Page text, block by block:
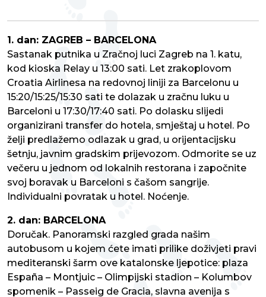
1. dan: ZAGREB – BARCELONA
Sastanak putnika u Zračnoj luci Zagreb na 1. katu,
kod kioska Relay u 13:00 sati. Let zrakoplovom
Croatia Airlinesa na redovnoj liniji za Barcelonu u
15:20/15:25/15:30 sati te dolazak u zračnu luku u
Barceloni u 17:30/17:40 sati. Po dolasku slijedi
organizirani transfer do hotela, smještaj u hotel. Po
želji predlažemo odlazak u grad, u orijentacijsku
šetnju, javnim gradskim prijevozom. Odmorite se uz
večeru u jednom od lokalnih restorana i započnite
svoj boravak u Barceloni s čašom sangrije.
Individualni povratak u hotel. Noćenje.
2. dan: BARCELONA
Doručak. Panoramski razgled grada našim
autobusom u kojem ćete imati prilike doživjeti pravi
mediteranski šarm ove katalonske ljepotice: plaza
España – Montjuic – Olimpijski stadion – Kolumbov
spomenik – Passeig de Gracia, slavna avenija s